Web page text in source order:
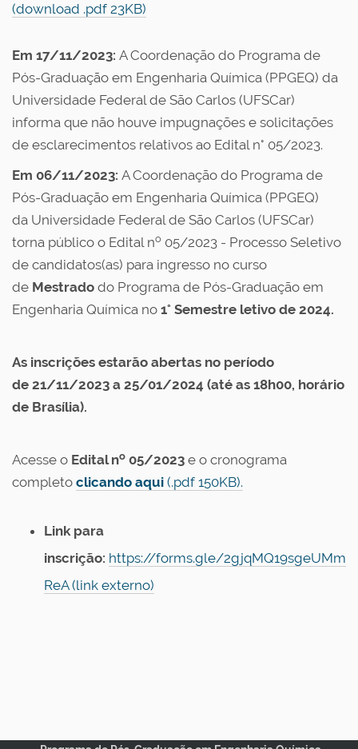
(download .pdf 23KB)
Em 17/11/2023: A Coordenação do Programa de
Pós-Graduação em Engenharia Química (PPGEQ) da
Universidade Federal de São Carlos (UFSCar)
informa que não houve impugnações e solicitações
de esclarecimentos relativos ao Edital n° 05/2023.
Em 06/11/2023: A Coordenação do Programa de
Pós-Graduação em Engenharia Química (PPGEQ)
da Universidade Federal de São Carlos (UFSCar)
torna público o Edital no 05/2023 - Processo Seletivo
de candidatos(as) para ingresso no curso
de Mestrado do Programa de Pós-Graduação em
Engenharia Química no 1° Semestre letivo de 2024.
As inscrições estarão abertas no período
de 21/11/2023 a 25/01/2024 (até as 18h00, horário
de Brasília).
Acesse o Edital no 05/2023 e o cronograma
completo clicando aqui (.pdf 150KB).
Link para
inscrição: https://forms.gle/2gjqMQ19sgeUMm
ReA (link externo)